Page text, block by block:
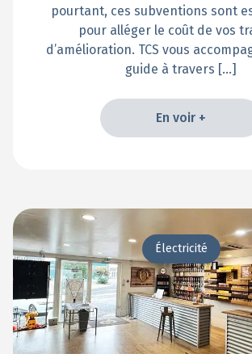
pourtant, ces subventions sont
pour alléger le coût de vos
d’amélioration. TCS vous
guide à travers […]
En voir +
Électricité